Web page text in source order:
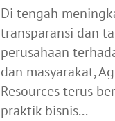
Di tengah
transparansi dan
perusahaan
dan masyarakat,
Resources terus
praktik bisnis...